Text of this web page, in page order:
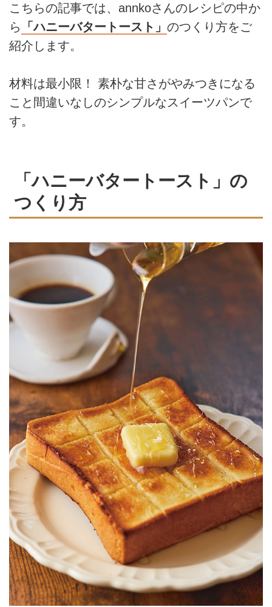
こちらの記事では、annkoさんのレシピの中か
ら
「ハニーバタートースト」 のつくり方をご
紹介します。
材料は最小限！ 素朴な甘さがやみつきになる
こと間違いなしのシンプルなスイーツパンで
す。
「ハニーバタートースト」の
つくり方